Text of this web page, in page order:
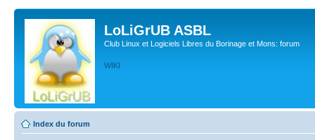
LoLiGrUB ASBL
Club Linux et Logiciels Libres du Borinage et Mons: forum
WIKI
Index du forum